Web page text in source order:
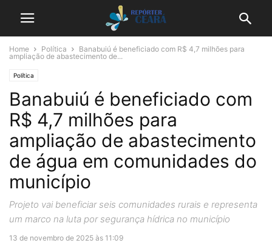
Home Política
Banabuiú é beneficiado com R$ 4,7 milhões para
ampliação de abastecimento de...
Política
Banabuiú é beneficiado com
R$ 4,7 milhões para
ampliação de abastecimento
de água em comunidades do
município
Projeto vai beneficiar seis comunidades rurais e representa
um marco na luta por segurança hídrica no município
13 de novembro de 2025 às 11:09